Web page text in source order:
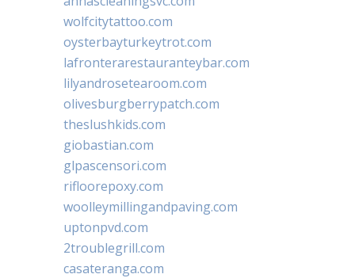
wolfcitytattoo.com
oysterbayturkeytrot.com
lafronterarestauranteybar.com
lilyandrosetearoom.com
olivesburgberrypatch.com
theslushkids.com
giobastian.com
glpascensori.com
rifloorepoxy.com
woolleymillingandpaving.com
uptonpvd.com
2troublegrill.com
casateranga.com